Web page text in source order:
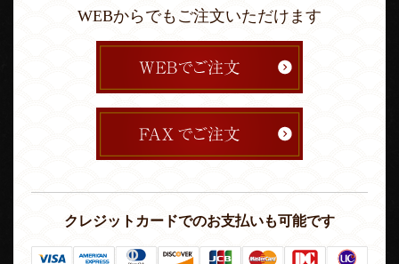
WEBからでもご注文いただけます
クレジットカードでのお支払いも可能です